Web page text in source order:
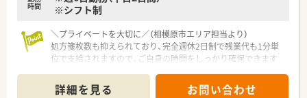
時間
※シフト制
＼プライベートを大切に／（相模原市エリア担当より）
処方箋枚数も抑えられており、完全週休2日制で残業代も1分単
位で支給されますので、ご自身の時間をしっかり確保できます
＊------------------------------------------＊
詳細を見る お問い合わせ